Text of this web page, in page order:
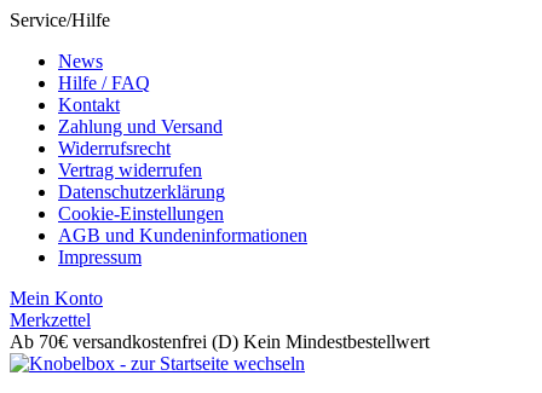
Service/Hilfe
News
Hilfe / FAQ
Kontakt
Zahlung und Versand
Widerrufsrecht
Vertrag widerrufen
Datenschutzerklärung
Cookie-Einstellungen
AGB und Kundeninformationen
Impressum
Mein Konto
Merkzettel
Ab 70€ versandkostenfrei (D) Kein Mindestbestellwert